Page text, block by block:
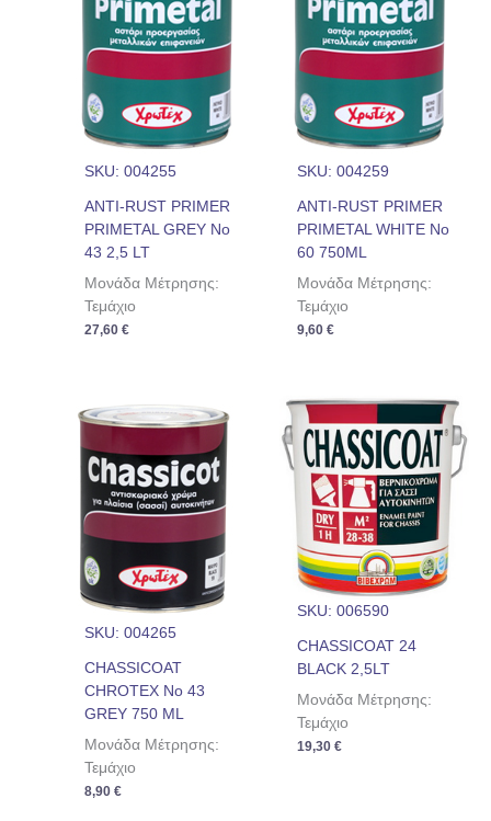
SKU: 004255
ANTI-RUST PRIMER
PRIMETAL GREY Nο
43 2,5 LT
Μονάδα Μέτρησης:
Τεμάχιο
27,60€
SKU: 004259
ANTI-RUST PRIMER
PRIMETAL WHITE Nο
60 750ML
Μονάδα Μέτρησης:
Τεμάχιο
9,60 €
SKU: 004265
CHASSICOAT
CHROTEX Νο 43
GREY 750 ML
Μονάδα Μέτρησης:
Τεμάχιο
8,90€
SKU: 006590
CHASSICOAT 24
BLACK 2,5LT
Μονάδα Μέτρησης:
Τεμάχιο
19,30 €